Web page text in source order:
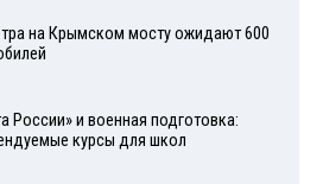
на Крымском мосту ожидают 600
России» и военная подготовка:
курсы для школ